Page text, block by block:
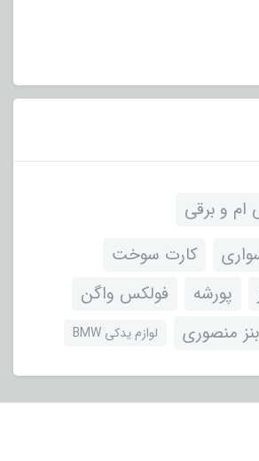
ام و برقی
کارت سوخت
پورشه
فولکس واگن
بنز منصوری لوازم یدکی BMW